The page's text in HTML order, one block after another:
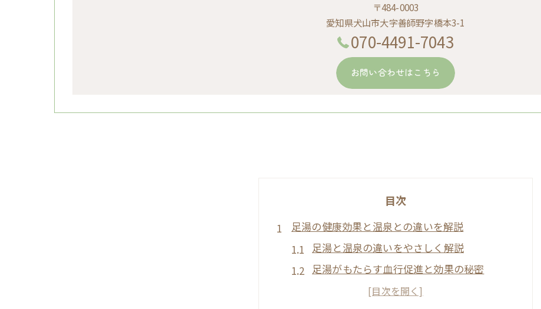
〒484-0003
愛知県犬山市大字善師野字橋本3-1
070-4491-7043
お問い合わせはこちら
目次
足湯の健康効果と温泉との違いを解説
足湯と温泉の違いをやさしく解説
足湯がもたらす血行促進と効果の秘密
温泉と足湯のリラクゼーション体験